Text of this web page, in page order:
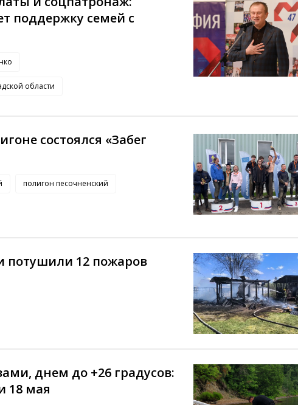
поддержку семей с
области
состоялся «Забег
полигон песочненский
потушили 12 пожаров
днем до +26 градусов:
18 мая